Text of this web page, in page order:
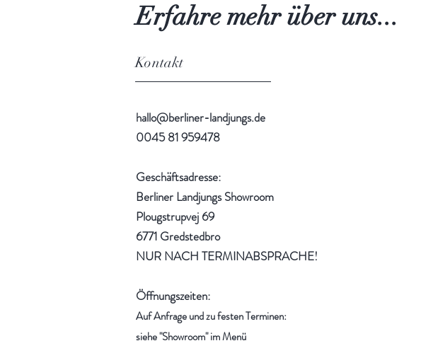
Erfahre mehr über uns...
Kontakt
hallo@berliner-landjungs.de
0045 81 959478
Geschäftsadresse:
Berliner Landjungs Showroom
Plougstrupvej 69
6771 Gredstedbro
NUR NACH TERMINABSPRACHE!
Öffnungszeiten:
Auf Anfrage und zu festen Terminen:
siehe "Showroom" im Menü